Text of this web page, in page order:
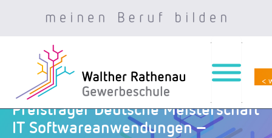
Zum
Inhalt
springen
<
Preisträger Deutsche Meisterschaft
IT Softwareanwendungen –